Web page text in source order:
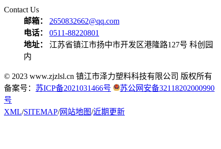
Contact Us
邮箱：
2650832662@qq.com
电话：
0511-88220801
地址：
江苏省镇江市扬中市开发区港隆路127号 科创园
内
© 2023 www.zjzlsl.cn 镇江市泽力塑料科技有限公司 版权所有
备案号： 苏ICP备2021031466号
苏公网安备32118202000990
号
XML/SITEMAP/网站地图/近期更新